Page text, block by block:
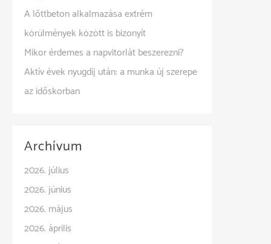
A lőttbeton alkalmazása extrém
körülmények között is bizonyít
Mikor érdemes a napvitorlát beszerezni?
Aktív évek nyugdíj után: a munka új szerepe
az időskorban
Archívum
2026. július
2026. június
2026. május
2026. április